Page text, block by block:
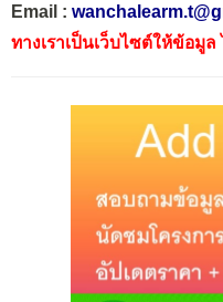
Email :
ทางเราเป็นเว็บไซต์ให้ข้อมู